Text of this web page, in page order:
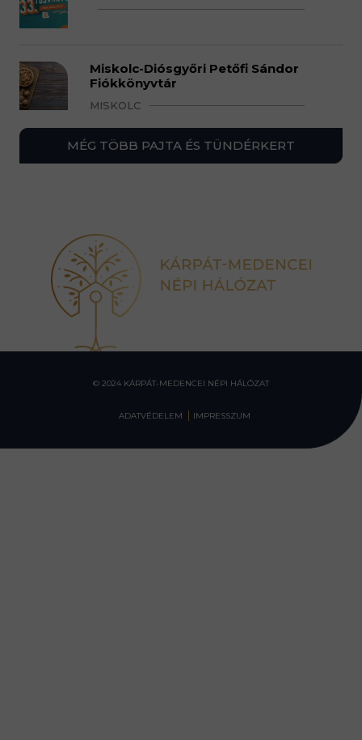
Miskolc-Diósgyőri Petőfi Sándor
Fiókkönyvtár
MISKOLC
MÉG TÖBB PAJTA ÉS TÜNDÉRKERT
© 2024 KÁRPÁT-MEDENCEI NÉPI HÁLÓZAT
ADATVÉDELEM IMPRESSZUM